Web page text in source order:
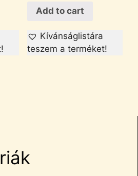
Add to cart
Kívánságlistára
teszem a terméket!